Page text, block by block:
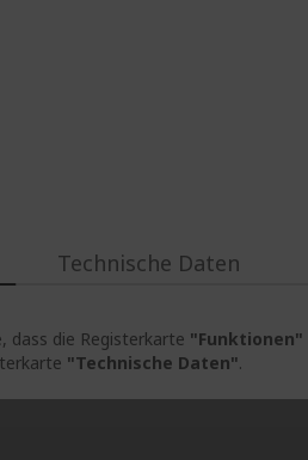
dass die Registerkarte "Funktionen"
"Technische Daten".
Technische Daten